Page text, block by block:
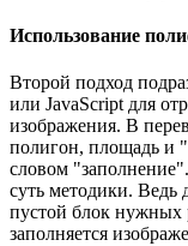
Использование
Второй подход
или JavaScript для
изображения. В
полигон, площадь и
словом
суть методики. Ведь
пустой блок нужных
заполняется